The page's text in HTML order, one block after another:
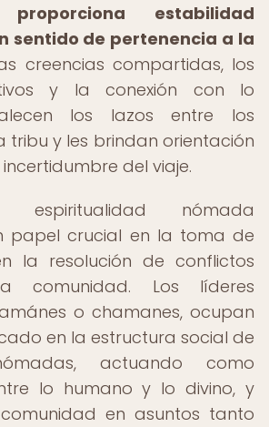
estabilidad
sentido de pertenencia a la
creencias compartidas, los
y la conexión con lo
los lazos entre los
tribu y les brindan orientación
del viaje.
espiritualidad nómada
papel crucial en la toma de
la resolución de conflictos
comunidad. Los líderes
o chamanes, ocupan
en la estructura social de
actuando como
lo humano y lo divino, y
en asuntos tanto